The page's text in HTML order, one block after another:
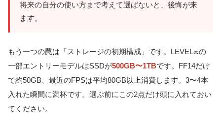
将来の自分の使い方まで考えて選ばないと、後悔が来
ます。
もう一つの罠は「ストレージの初期構成」です。LEVEL∞の
一部エントリーモデルはSSDが500GB〜1TBです。FF14だけ
で約50GB、最近のFPSは平均80GB以上消費します。3〜4本
入れた瞬間に満杯です。選ぶ前にこの2点だけ頭に入れておい
てください。